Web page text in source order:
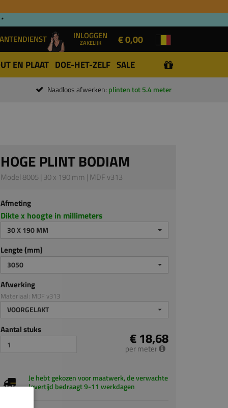
INLOGGEN
ZAKELIJK € 0,00
EN PLAAT DOE-HET-ZELF SALE
Naadloos afwerken: plinten tot 5.4 meter
HOGE PLINT BODIAM
Model 8005 | 30 x 190 mm | MDF v313
Afmeting
Dikte x hoogte in millimeters
30 X 190 MM
Lengte (mm)
3050
Afwerking
Materiaal: MDF v313
VOORGELAKT
Aantal stuks € 18,68
per meter
Je hebt gekozen voor maatwerk, de verwachte
levertijd bedraagt 9-11 werkdagen